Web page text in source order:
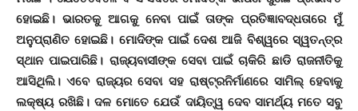
ହୋଇଛି। ଭାରତକୁ ଆଗକୁ ନେବା ପାଇଁ ତାଙ୍କ ପ୍ରତିଜ୍ଞାବଦ୍ଧତାରେ ମୁଁ
ଅନୁପ୍ରାଣିତ ହୋଇଛି। ମୋଦିଙ୍କ ପାଇଁ ଦେଶ ଆଜି ବିଶ୍ୱରେ ସ୍ୱତନ୍ତ୍ର
ସ୍ଥାନ ପାଇପାରିଛି। ରାଜ୍ୟବାସୀଙ୍କ ସେବା ପାଇଁ ଚାକିରି ଛାଡି ରାଜନୀତିକୁ
ଆସିଥିଲି। ଏବେ ରାଜ୍ୟର ସେବା ସହ ରାଷ୍ଟ୍ରନିର୍ମାଣରେ ସାମିଲ୍ ହେବାକୁ
ଲକ୍ଷ୍ୟ ରଖିଛି। ଦଳ ମୋତେ ଯେଉଁ ଦାୟିତ୍ୱ ଦେବ ସାମର୍ଥ୍ୟ ମତେ ସବୁ